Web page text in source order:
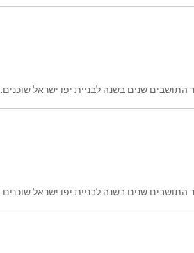
שנים בשנה לבניית יפו ישראל שוכנים.
שנים בשנה לבניית יפו ישראל שוכנים.